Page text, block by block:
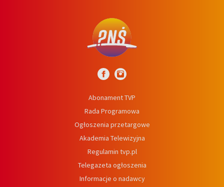
Abonament TVP
Rada Programowa
Ogłoszenia przetargowe
Akademia Telewizyjna
Regulamin tvp.pl
Telegazeta ogłoszenia
Informacje o nadawcy